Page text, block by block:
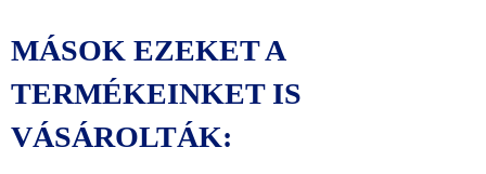
MÁSOK EZEKET A
TERMÉKEINKET IS
VÁSÁROLTÁK: